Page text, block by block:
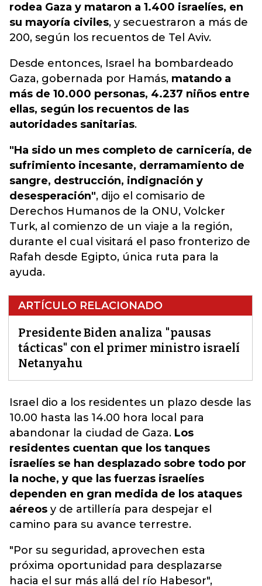
rodea Gaza y mataron a 1.400 israelíes, en
su mayoría civiles, y secuestraron a más de
200, según los recuentos de Tel Aviv.
Desde entonces, Israel ha bombardeado
Gaza, gobernada por Hamás, matando a
más de 10.000 personas, 4.237 niños entre
ellas, según los recuentos de las
autoridades sanitarias.
"Ha sido un mes completo de carnicería, de
sufrimiento incesante, derramamiento de
sangre, destrucción, indignación y
desesperación", dijo el comisario de
Derechos Humanos de la ONU, Volcker
Turk, al comienzo de un viaje a la región,
durante el cual visitará el paso fronterizo de
Rafah desde Egipto, única ruta para la
ayuda.
ARTÍCULO RELACIONADO
Presidente Biden analiza "pausas
tácticas" con el primer ministro israelí
Netanyahu
Israel dio a los residentes un plazo desde las
10.00 hasta las 14.00 hora local para
abandonar la ciudad de Gaza. Los
residentes cuentan que los tanques
israelíes se han desplazado sobre todo por
la noche, y que las fuerzas israelíes
dependen en gran medida de los ataques
aéreos y de artillería para despejar el
camino para su avance terrestre.
"Por su seguridad, aprovechen esta
próxima oportunidad para desplazarse
hacia el sur más allá del río Habesor",